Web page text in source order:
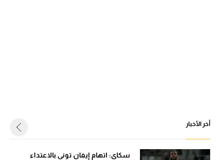
أخر الأخبار
سكاي: اتهام إيفان توني بالاعتداء